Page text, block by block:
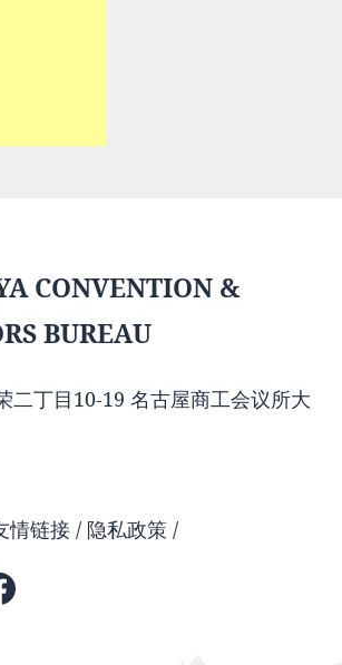
CONVENTION &
BUREAU
二丁目10-19 名古屋商工会议所大
情链接 隐私政策